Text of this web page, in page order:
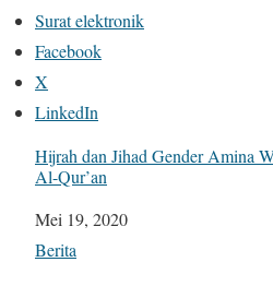
Surat elektronik
Facebook
X
LinkedIn
Hijrah dan Jihad Gender Amina
Al-Qur’an
Tanggal
Mei 19, 2020
Sehubungan dengan
Berita